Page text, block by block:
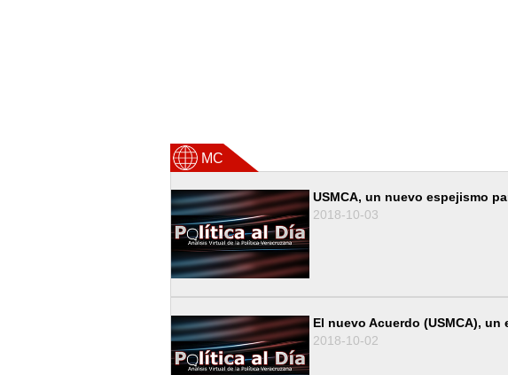
MC
USMCA, un nuevo espejismo
2018-10-03
El nuevo Acuerdo (USMCA),
2018-10-02